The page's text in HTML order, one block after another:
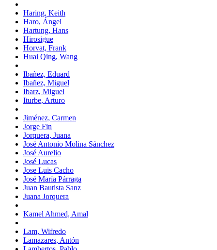
Haring, Keith
Haro, Ángel
Hartung, Hans
Hirosigue
Horvat, Frank
Huai Qing, Wang
Ibañez, Eduard
Ibañez, Miguel
Ibarz, Miguel
Iturbe, Arturo
Jiménez, Carmen
Jorge Fin
Jorquera, Juana
José Antonio Molina Sánchez
José Aurelio
José Lucas
Jose Luis Cacho
José María Párraga
Juan Bautista Sanz
Juana Jorquera
Kamel Ahmed, Amal
Lam, Wifredo
Lamazares, Antón